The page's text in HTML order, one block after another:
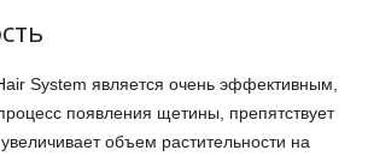
System является очень эффективным,
появления щетины, препятствует
объем растительности на